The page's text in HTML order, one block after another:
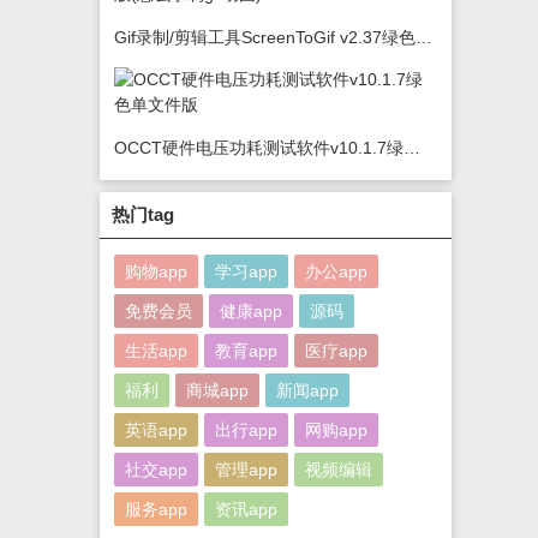
热门tag
购物app 学习app 办公app
免费会员 健康app 源码
生活app 教育app 医疗app
福利 商城app 新闻app
英语app 出行app 网购app
社交app 管理app 视频编辑
服务app 资讯app